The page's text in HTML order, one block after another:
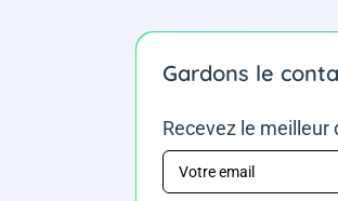
Gardons le
Recevez le meilleur